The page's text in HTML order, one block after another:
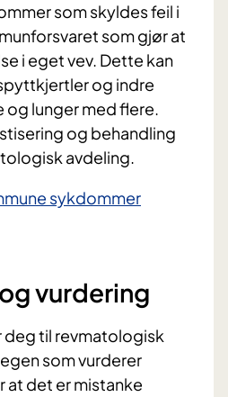
som skyldes feil i
som gjør at
i eget vev. Dette kan
og indre
og lunger med flere.
og behandling
avdeling.
sykdommer
vurdering
deg til revmatologisk
som vurderer
at det er mistanke